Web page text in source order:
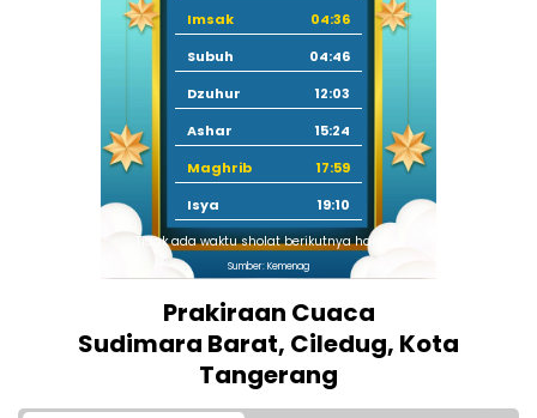
Imsak
04:36
Subuh
04:46
Dzuhur
12:03
Ashar
15:24
Maghrib
17:59
Isya
19:10
Tidak ada waktu sholat berikutnya hari ini.
Sumber: Kemenag
Prakiraan Cuaca
Sudimara Barat, Ciledug, Kota
Tangerang